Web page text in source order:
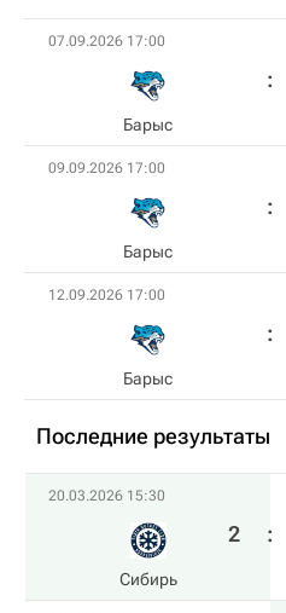
07.09.2026 17:00
Барыс
09.09.2026 17:00
Барыс
12.09.2026 17:00
Барыс
Последние результаты
20.03.2026 15:30
Сибирь
2 :